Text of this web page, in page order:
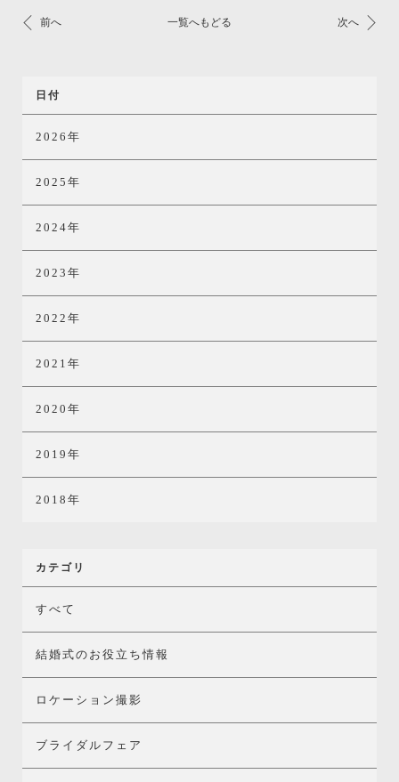
前へ 一覧へもどる 次へ
日付
2026年
2025年
2024年
2023年
2022年
2021年
2020年
2019年
2018年
カテゴリ
すべて
結婚式のお役立ち情報
ロケーション撮影
ブライダルフェア